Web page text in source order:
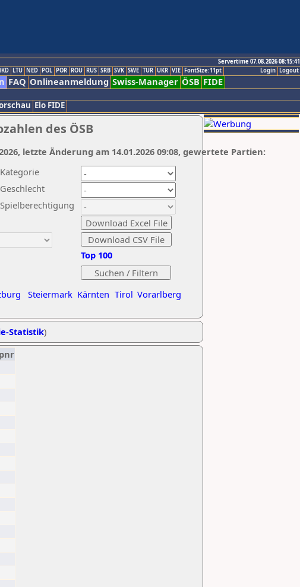
Servertime 07.08.2026 08:15:41
Logout
Login
LTU NED POL POR ROU RUS SRB SVK SWE TUR UKR VIE FontSize:11pt
FAQ Onlineanmeldung Swiss-Manager ÖSB FIDE
Elo FIDE
des ÖSB
Kategorie
Geschlecht
Spielberechtigung
Steiermark Kärnten Tirol Vorarlberg
Top 100
letzte Änderung am 14.01.2026 09:08, gewertete Partien:
Statistik)
pnr